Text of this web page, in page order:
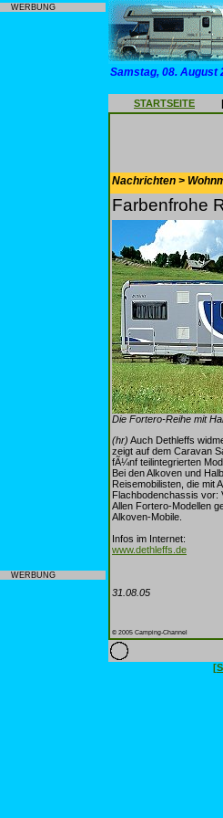
WERBUNG
WERBUNG
Samstag, 08. August
STARTSEITE |
Nachrichten >
Farbenfrohe
Die Fortero-Reihe mit
(hr) Auch Dethleffs
zeigt auf dem Caravan
fÃ¼nf teilintegrierten
Bei den Alkoven und
Reisemobilisten, die mit
Flachbodenchassis vor:
Allen Fortero-Modellen
Alkoven-Mobile.
Infos im Internet:
www.dethleffs.de
31.08.05
© 2005 Camping-Channel